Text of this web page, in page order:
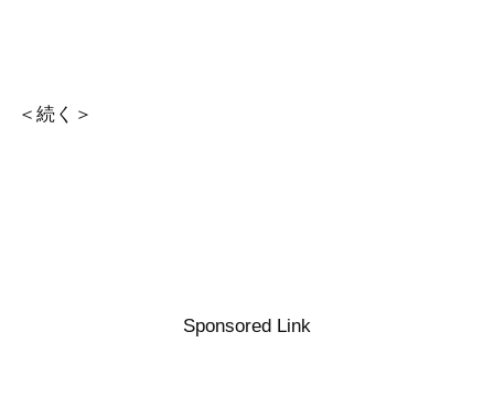
＜続く＞
Sponsored Link